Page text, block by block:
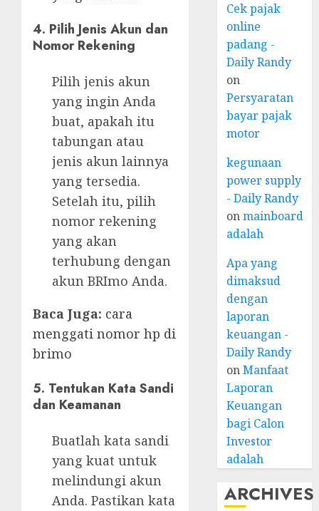
4. Pilih Jenis Akun dan
Nomor Rekening
Pilih jenis akun
yang ingin Anda
buat, apakah itu
tabungan atau
jenis akun lainnya
yang tersedia.
Setelah itu, pilih
nomor rekening
yang akan
terhubung dengan
akun BRImo Anda.
Baca Juga: cara
menggati nomor hp di
brimo
5. Tentukan Kata Sandi
dan Keamanan
Buatlah kata sandi
yang kuat untuk
melindungi akun
Anda. Pastikan kata
Cek pajak
online
padang -
Daily Randy
on
Persyaratan
bayar pajak
motor
kegunaan
power supply
- Daily Randy
onmainboard
adalah
Apa yang
dimaksud
dengan
laporan
keuangan -
Daily Randy
onManfaat
Laporan
Keuangan
bagi Calon
Investor
adalah
ARCHIVES